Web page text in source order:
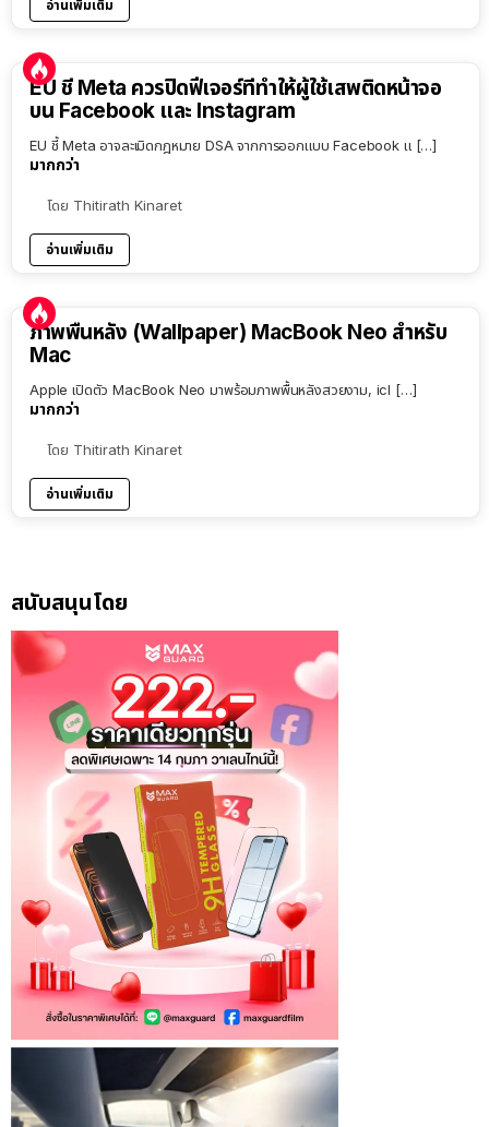
อ่านเพิ่มเติม
EU ชี้ Meta ควรปิดฟีเจอร์ที่ทำให้ผู้ใช้เสพติดหน้าจอ
บน Facebook และ Instagram
EU ชี้ Meta อาจละเมิดกฎหมาย DSA จากการออกแบบ Facebook แ […]
มากกว่า
โดย Thitirath Kinaret
อ่านเพิ่มเติม
ภาพพื้นหลัง (Wallpaper) MacBook Neo สำหรับ
Mac
Apple เปิดตัว MacBook Neo มาพร้อมภาพพื้นหลังสวยงาม, icl […]
มากกว่า
โดย Thitirath Kinaret
อ่านเพิ่มเติม
สนับสนุนโดย